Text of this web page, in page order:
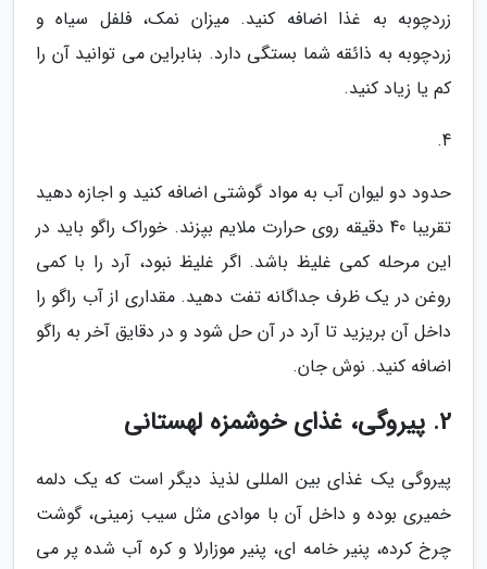
زردچوبه به غذا اضافه کنید. میزان نمک، فلفل سیاه و
زردچوبه به ذائقه شما بستگی دارد. بنابراین می توانید آن را
کم یا زیاد کنید.
4.
حدود دو لیوان آب به مواد گوشتی اضافه کنید و اجازه دهید
تقریبا 40 دقیقه روی حرارت ملایم بپزند. خوراک راگو باید در
این مرحله کمی غلیظ باشد. اگر غلیظ نبود، آرد را با کمی
روغن در یک ظرف جداگانه تفت دهید. مقداری از آب راگو را
داخل آن بریزید تا آرد در آن حل شود و در دقایق آخر به راگو
اضافه کنید. نوش جان.
2. پیروگی، غذای خوشمزه لهستانی
پیروگی یک غذای بین المللی لذیذ دیگر است که یک دلمه
خمیری بوده و داخل آن با موادی مثل سیب زمینی، گوشت
چرخ کرده، پنیر خامه ای، پنیر موزارلا و کره آب شده پر می